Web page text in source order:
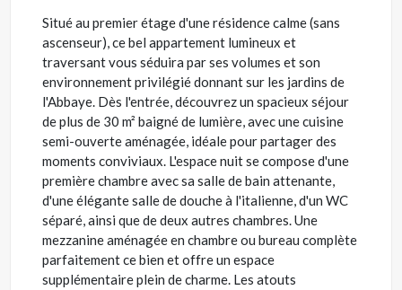
Situé au premier étage d'une résidence calme (sans
ascenseur), ce bel appartement lumineux et
traversant vous séduira par ses volumes et son
environnement privilégié donnant sur les jardins de
l'Abbaye. Dès l'entrée, découvrez un spacieux séjour
de plus de 30 m² baigné de lumière, avec une cuisine
semi-ouverte aménagée, idéale pour partager des
moments conviviaux. L'espace nuit se compose d'une
première chambre avec sa salle de bain attenante,
d'une élégante salle de douche à l'italienne, d'un WC
séparé, ainsi que de deux autres chambres. Une
mezzanine aménagée en chambre ou bureau complète
parfaitement ce bien et offre un espace
supplémentaire plein de charme. Les atouts